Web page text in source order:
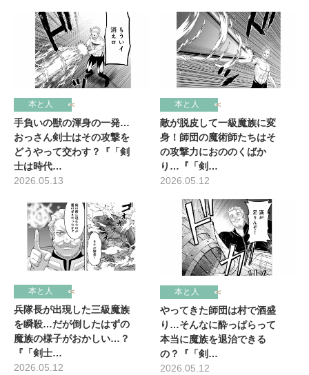
本と人
手負いの獣の渾身の一発…
おっさん剣士はその攻撃を
どうやって交わす？『「剣
士は時代…
2026.05.13
本と人
敵が脱皮して一級魔族に変
身！師団の魔術師たちはそ
の攻撃力におののくばか
り…『「剣…
2026.05.12
本と人
兵隊長が出現した三級魔族
を瞬殺…だが倒したはずの
魔族の様子がおかしい…？
『「剣士…
2026.05.12
本と人
やってきた師団は村で酒盛
り…そんなに酔っぱらって
本当に魔族を退治できる
の？『「剣…
2026.05.12